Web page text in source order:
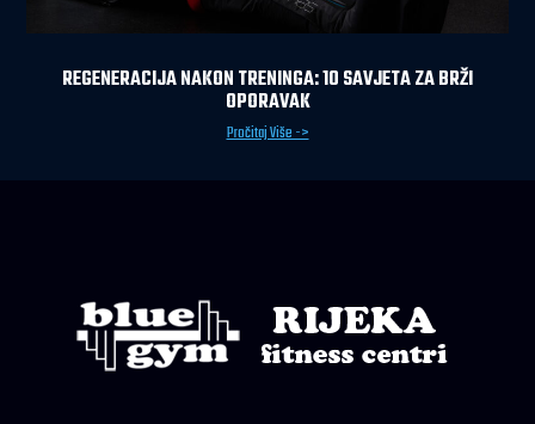
REGENERACIJA NAKON TRENINGA: 10 SAVJETA ZA BRŽI
OPORAVAK
Pročitaj Više ->